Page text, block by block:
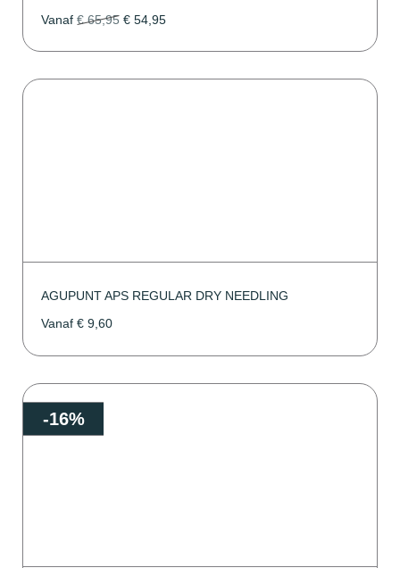
Vanaf €65,95 € 54,95
AGUPUNT APS REGULAR DRY NEEDLING
Vanaf € 9,60
-16%